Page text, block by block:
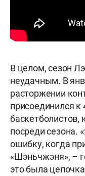
В целом, сезон
неудачным. В
расторжении
присоединился к
посреди сезона.
ошибку, когда
«Шэньчжэня», –
это была